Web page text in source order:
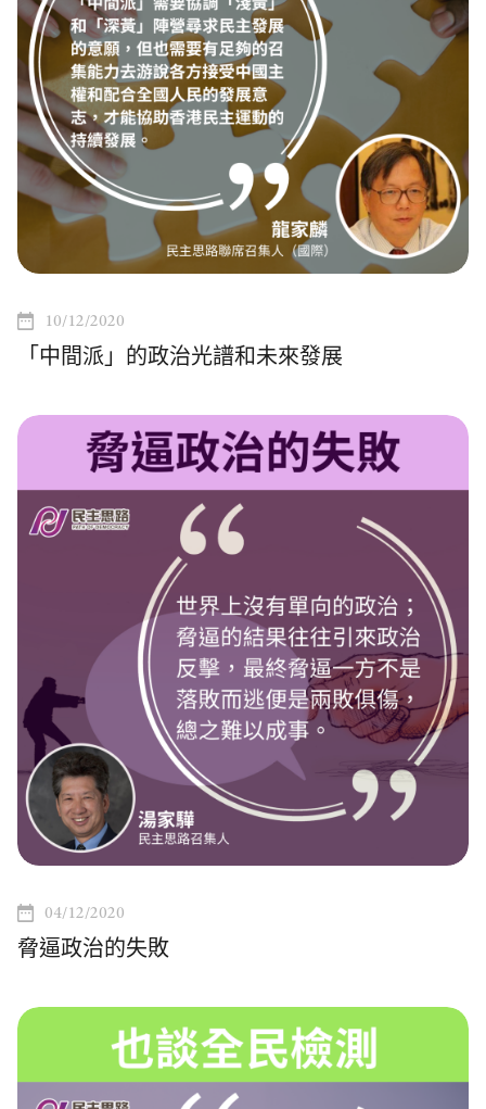
10/12/2020
「中間派」的政治光譜和未來發展
04/12/2020
脅逼政治的失敗